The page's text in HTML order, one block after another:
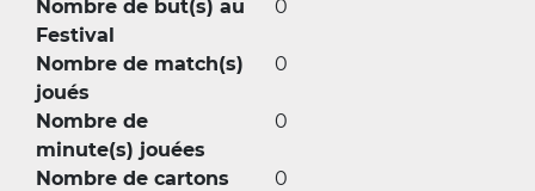
Nombre de but(s) au
Festival
0
Nombre de match(s)
joués
0
Nombre de
minute(s) jouées
0
Nombre de cartons
0